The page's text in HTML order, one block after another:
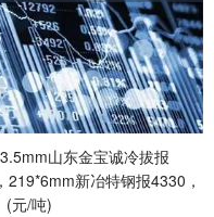
山东金宝诚冷拔报
新冶特钢报4330，
(元/吨)